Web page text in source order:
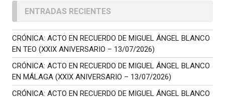
ENTRADAS RECIENTES
CRÓNICA: ACTO EN RECUERDO DE MIGUEL ÁNGEL BLANCO
EN TEO (XXIX ANIVERSARIO – 13/07/2026)
CRÓNICA: ACTO EN RECUERDO DE MIGUEL ÁNGEL BLANCO
EN MÁLAGA (XXIX ANIVERSARIO – 13/07/2026)
CRÓNICA: ACTO EN RECUERDO DE MIGUEL ÁNGEL BLANCO